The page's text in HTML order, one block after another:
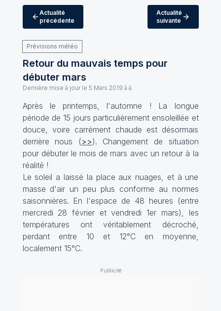
Actualité
précédente
Actualité
suivante
Prévisions météo
Retour du mauvais temps pour
débuter mars
Dernière mise à jour le 5 Mars 2019 à à
Après le printemps, l'automne ! La longue
période de 15 jours particulièrement ensoleillée et
douce, voire carrément chaude est désormais
derrière nous (>>). Changement de situation
pour débuter le mois de mars avec un retour à la
réalité !
Le soleil a laissé la place aux nuages, et à une
masse d'air un peu plus conforme au normes
saisonnières. En l'espace de 48 heures (entre
mercredi 28 février et vendredi 1er mars), les
températures ont véritablement décroché,
perdant entre 10 et 12°C en moyenne,
localement 15°C.